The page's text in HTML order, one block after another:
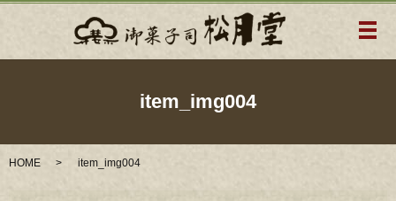
メ
item_img004
HOME item_img004